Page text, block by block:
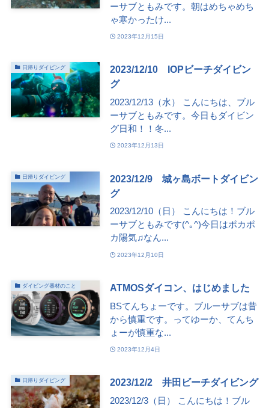
ーサブともみです。朝はめちゃめち
ゃ寒かったけ...
2023年12月15日
日帰りダイビング
2023/12/10 IOPビーチダイビン
グ
2023/12/13（水） こんにちは、ブル
ーサブともみです。今日もダイビン
グ日和！！冬...
2023年12月13日
日帰りダイビング
2023/12/9 城ヶ島ボートダイビン
グ
2023/12/10（日） こんにちは！ブル
ーサブともみです(^｡^)今日はポカポ
カ陽気♫なん...
2023年12月10日
ダイビング器材のこと ATMOSダイコン、はじめました
BSてんちょーです。ブルーサブは昔
から慎重です。ってゆーか、てんち
ょーが慎重な...
2023年12月4日
日帰りダイビング 2023/12/2 井田ビーチダイビング
2023/12/3（日） こんにちは！ブル